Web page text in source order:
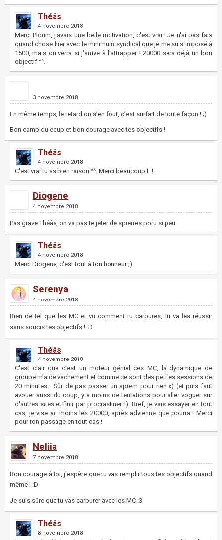
Théâs
4 novembre 2018
Merci Ploum, j'avais une belle motivation, c'est vrai ! Je n'ai pas fais
quand chose hier avec le minimum syndical que je me suis imposé à
1500, mais on verra si j'arrive à l'attrapper ! 20000 sera déjà un bon
objectif ^^.
3 novembre 2018
En même temps, le retard on s’en fout, c’est surfait de toute façon ! ;)
Bon camp du coup et bon courage avec tes objectifs !
Théâs
4 novembre 2018
C'est vrai tu as bien raison ^^. Merci beaucoup L !
Diogene
4 novembre 2018
Pas grave Théâs, on va pas te jeter de spierres poru si peu.
Théâs
4 novembre 2018
Merci Diogene, c'est tout à ton honneur ;).
Serenya
4 novembre 2018
Rien de tel que les MC et vu comment tu carbures, tu va les réussir
sans soucis tes objectifs ! :D
Théâs
4 novembre 2018
C'est clair que c'est un moteur génial ces MC, la dynamique de
groupe m'aide vachement et comme ce sont des petites sessions de
20 minutes... Sûr de pas passer un aprem pour rien x) (et puis faut
avouer aussi du coup, y a moins de tentations pour aller voguer sur
d'autres sites et finir par procrastiner !). Bref, je vais essayer en tout
cas, je vise au moins les 20000, après advienne que pourra ! Merci
pour ton passage en tout cas !
Neliia
7 novembre 2018
Bon courage à toi, j'espère que tu vas remplir tous tes objectifs quand
même ! :D
Je suis sûre que tu vas carburer avec les MC :3
Théâs
8 novembre 2018